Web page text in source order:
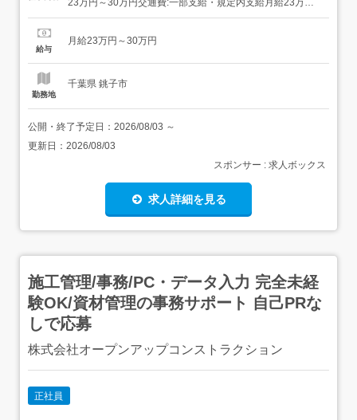
23万円～30万円交通費:一部支給・規定内支給月給23万円
～30万円<月収例>月収28万円(月給24万円各種手当)<各種
出勤手当・昇給<入社時の想定年収>年収350万円～...
給与
月給23万円～30万円
勤務地
千葉県 銚子市
公開・終了予定日： 2026/08/03 ～
更新日： 2026/08/03
スポンサー : 求人ボックス
求人詳細を見る
施工管理/事務/PC・データ入力 完全未経
験OK/資材管理の事務サポート 自己PRな
しで応募
株式会社オープンアップコンストラクション
正社員